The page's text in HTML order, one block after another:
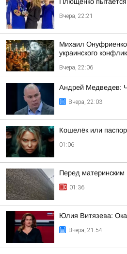
Вчера, 22:21
Михаил
украинского
Вчера, 22:06
Андрей Медведев:
Вчера, 22:03
Кошелёк или
01:06
Перед материнским
01:36
Юлия Витязева:
Вчера, 21:54